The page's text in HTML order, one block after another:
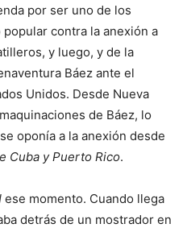
por ser uno de los
contra la anexión a
y luego, y de la
Báez ante el
Unidos. Desde Nueva
de Báez, lo
oponía a la anexión desde
Cuba y Puerto Rico.
ese momento. Cuando llega
detrás de un mostrador en